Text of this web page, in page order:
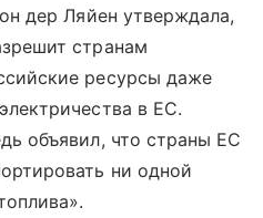
дер Ляйен утверждала,
странам
ресурсы даже
в ЕС.
объявил, что страны ЕС
ни одной